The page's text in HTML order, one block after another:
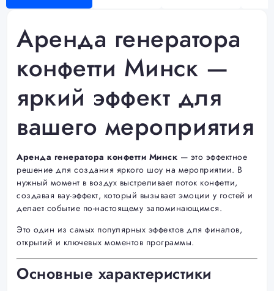
Аренда генератора
конфетти Минск —
яркий эффект для
вашего мероприятия
Аренда генератора конфетти Минск — это эффектное
решение для создания яркого шоу на мероприятии. В
нужный момент в воздух выстреливает поток конфетти,
создавая вау-эффект, который вызывает эмоции у гостей и
делает событие по-настоящему запоминающимся.
Это один из самых популярных эффектов для финалов,
открытий и ключевых моментов программы.
Основные характеристики